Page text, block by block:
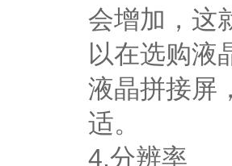
会增加，这
以在选购液
液晶拼接屏
适。
4.分辨率